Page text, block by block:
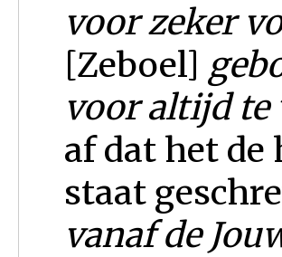
voor zeker
[Zeboel]
voor altijd te
af dat het de
staat
vanaf de